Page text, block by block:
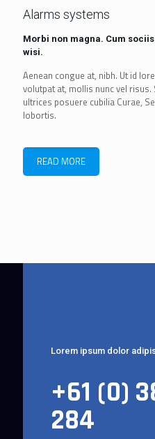
Alarms systems
Morbi non magna. Cum
wisi.
Aenean congue at, nibh. Ut id
volutpat at, mollis nunc vel
ultrices posuere cubilia Curae,
lobortis.
READ MORE
Lorem ipsum dolor
+61 (0)
284